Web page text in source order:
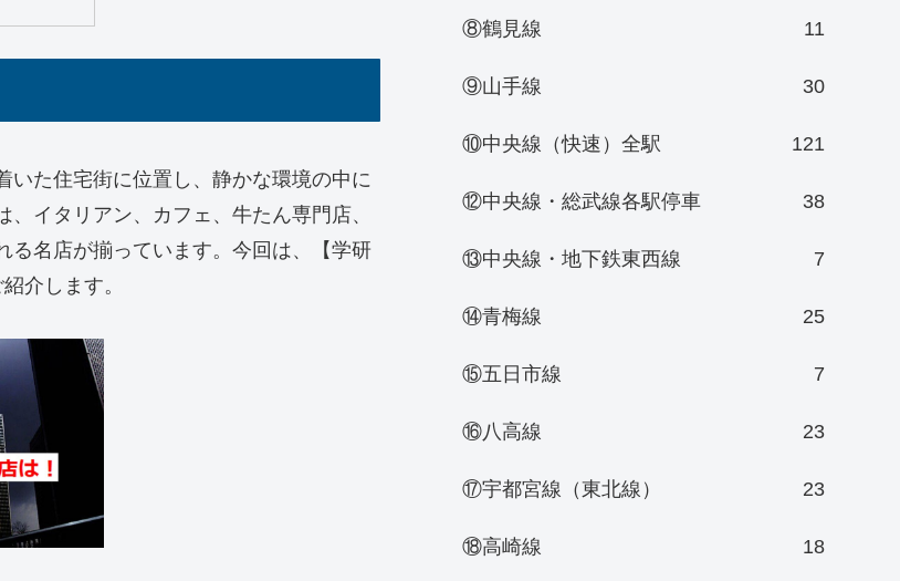
た住宅街に位置し、静かな環境の中に
イタリアン、カフェ、牛たん専門店、
る名店が揃っています。今回は、【学研
介します。
⑧鶴見線 11
⑨山手線 30
⑩中央線（快速）全駅 121
⑫中央線・総武線各駅停車 38
⑬中央線・地下鉄東西線 7
⑭青梅線 25
⑮五日市線 7
⑯八高線 23
⑰宇都宮線（東北線） 23
⑱高崎線 18